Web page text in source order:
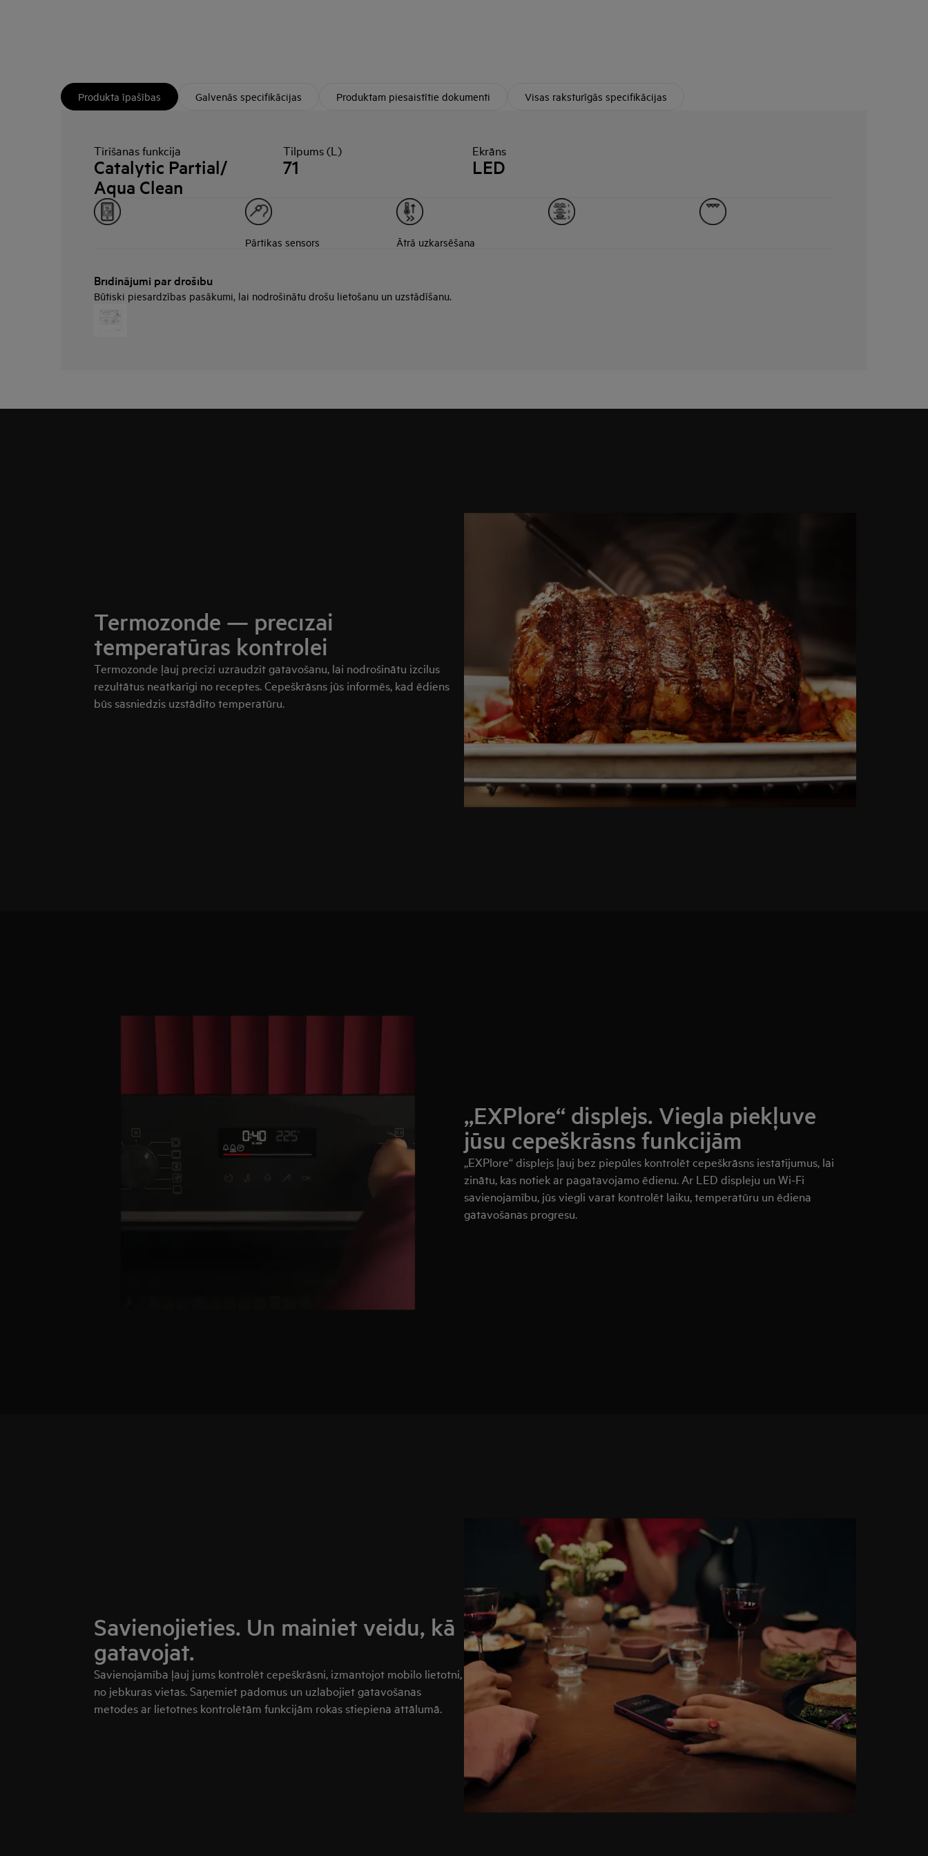
Produkta īpašības Galvenās specifikācijas Produktam piesaistītie dokumenti Visas raksturīgās specifikācijas
Tīrīšanas funkcija
Catalytic Partial/
Aqua Clean
Tilpums (L)
71
Ekrāns
LED
Pārtikas sensors Ātrā uzkarsēšana
Brīdinājumi par drošību
Būtiski piesardzības pasākumi, lai nodrošinātu drošu lietošanu un uzstādīšanu.
Termozonde — precīzai
temperatūras kontrolei
Termozonde ļauj precīzi uzraudzīt gatavošanu, lai nodrošinātu izcilus
rezultātus neatkarīgi no receptes. Cepeškrāsns jūs informēs, kad ēdiens
būs sasniedzis uzstādīto temperatūru.
„EXPlore“ displejs. Viegla piekļuve
jūsu cepeškrāsns funkcijām
„EXPlore“ displejs ļauj bez piepūles kontrolēt cepeškrāsns iestatījumus, lai
zinātu, kas notiek ar pagatavojamo ēdienu. Ar LED displeju un Wi-Fi
savienojamību, jūs viegli varat kontrolēt laiku, temperatūru un ēdiena
gatavošanas progresu.
Savienojieties. Un mainiet veidu, kā
gatavojat.
Savienojamība ļauj jums kontrolēt cepeškrāsni, izmantojot mobilo lietotni,
no jebkuras vietas. Saņemiet padomus un uzlabojiet gatavošanas
metodes ar lietotnes kontrolētām funkcijām rokas stiepiena attālumā.